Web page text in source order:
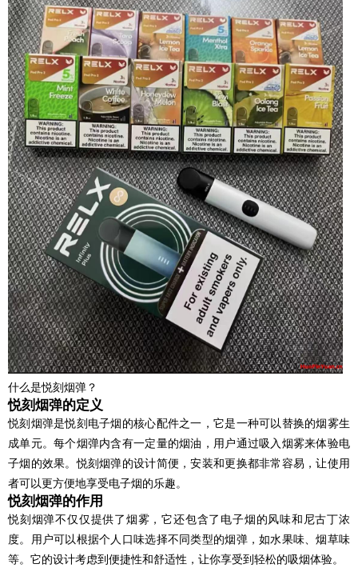
什么是悦刻烟弹？
悦刻烟弹的定义
悦刻烟弹是悦刻电子烟的核心配件之一，它是一种可以替换的烟雾生
成单元。每个烟弹内含有一定量的烟油，用户通过吸入烟雾来体验电
子烟的效果。悦刻烟弹的设计简便，安装和更换都非常容易，让使用
者可以更方便地享受电子烟的乐趣。
悦刻烟弹的作用
悦刻烟弹不仅仅提供了烟雾，它还包含了电子烟的风味和尼古丁浓
度。用户可以根据个人口味选择不同类型的烟弹，如水果味、烟草味
等。它的设计考虑到便捷性和舒适性，让你享受到轻松的吸烟体验。